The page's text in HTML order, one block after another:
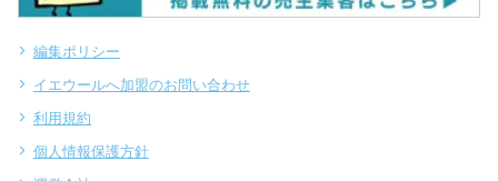
編集ポリシー
イエウールへ加盟のお問い合わせ
利用規約
個人情報保護方針